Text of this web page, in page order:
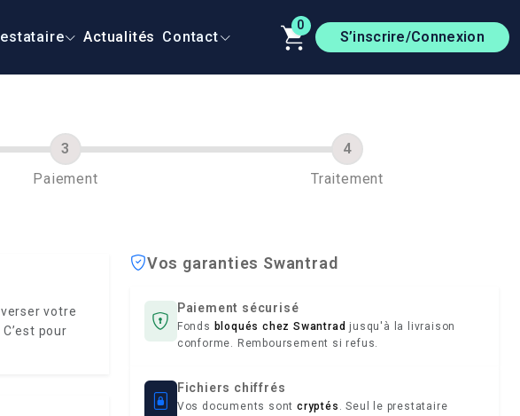
Actualités Contact
0
S’inscrire/Connexion
Paiement Traitement
votre
. C’est pour
Vos garanties Swantrad
Paiement sécurisé
Fonds bloqués chez Swantrad jusqu'à la livraison
conforme. Remboursement si refus.
Fichiers chiffrés
Vos documents sontcryptés . Seul le prestataire